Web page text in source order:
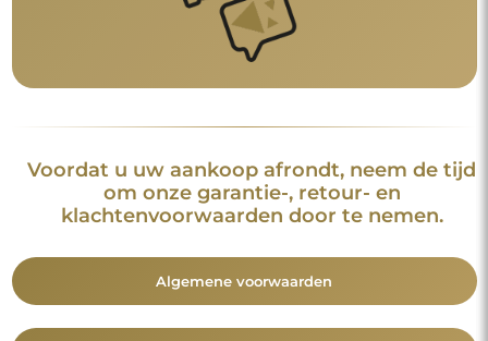
Voordat u uw aankoop afrondt, neem de tijd
om onze garantie-, retour- en
klachtenvoorwaarden door te nemen.
Algemene voorwaarden